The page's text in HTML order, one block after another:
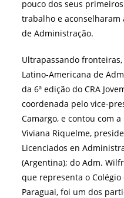
pouco dos seus
trabalho e aconselharam
de Administração.
Ultrapassando
Latino-Americana de
da 6ª edição do CRA
coordenada pelo vice-
Camargo, e contou com
Viviana Riquelme,
Licenciados en
(Argentina); do Adm.
que representa o
Paraguai, foi um dos